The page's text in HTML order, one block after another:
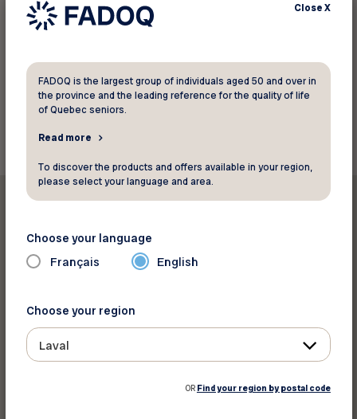
Print this article
CloseX
FADOQ is the largest group of individuals aged 50 and over in
the province and the leading reference for the quality of life
of Quebec seniors.
Read more
To discover the products and offers available in your region,
please select your language and area.
Choose your language
Français English
Choose your region
Laval
OR Find your region by postal code